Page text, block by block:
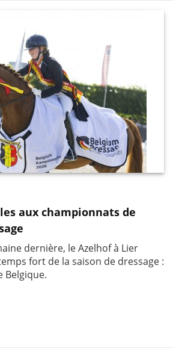
aux championnats de
dernière, le Azelhof à Lier
fort de la saison de dressage :
Belgique.